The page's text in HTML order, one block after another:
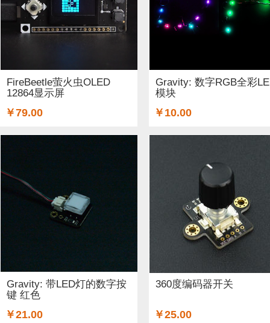
FireBeetle萤火虫OLED
12864显示屏
￥79.00
Gravity: 数字RGB全彩
模块
￥10.00
Gravity: 带LED灯的数字按
键 红色
￥21.00
360度编码器开关
￥25.00